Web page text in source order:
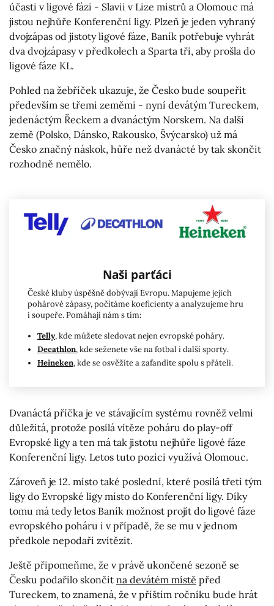
účasti v ligové fázi - Slavii v Lize mistrů a Olomouc má
jistou nejhůře Konferenční ligy. Plzeň je jeden vyhraný
dvojzápas od jistoty ligové fáze, Baník potřebuje vyhrát
dva dvojzápasy v předkolech a Sparta tři, aby prošla do
ligové fáze KL.
Pohled na žebříček ukazuje, že Česko bude soupeřit
především se třemi zeměmi - nyní devátým Tureckem,
jedenáctým Řeckem a dvanáctým Norskem. Na další
země (Polsko, Dánsko, Rakousko, Švýcarsko) už má
Česko značný náskok, hůře než dvanácté by tak skončit
rozhodně nemělo.
Naši parťáci
České kluby úspěšně dobývají Evropu. Mapujeme jejich
pohárové zápasy, počítáme koeficienty a analyzujeme hru
i soupeře. Pomáhají nám s tím:
Telly, kde můžete sledovat nejen evropské poháry.
Decathlon, kde seženete vše na fotbal i další sporty.
Heineken, kde se osvěžíte a zafandíte spolu s přáteli.
Dvanáctá příčka je ve stávajícím systému rovněž velmi
důležitá, protože posílá vítěze poháru do play-off
Evropské ligy a ten má tak jistotu nejhůře ligové fáze
Konferenční ligy. Letos tuto pozici využívá Olomouc.
Zároveň je 12. místo také poslední, které posílá třetí tým
ligy do Evropské ligy místo do Konferenční ligy. Díky
tomu má tedy letos Baník možnost projít do ligové fáze
evropského poháru i v případě, že se mu v jednom
předkole nepodaří zvítězit.
Ještě připomeňme, že v právě ukončené sezoně se
Česku podařilo skončit na devátém místě před
Tureckem, to znamená, že v příštím ročníku bude hrát